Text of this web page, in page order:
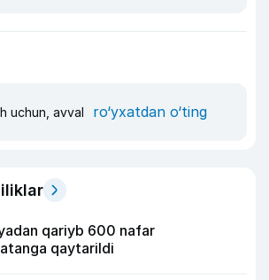
uchun, avval ro‘yxatdan o‘ting
qariyb 600 nafar
qaytarildi